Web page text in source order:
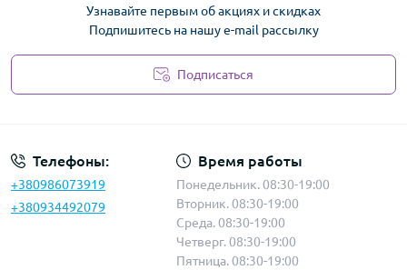
Узнавайте первым об акциях и скидках
Подпишитесь на нашу e-mail рассылку
Подписаться
Телефоны:
+380986073919
+380934492079
Время работы
Понедельник. 08:30-19:00
Вторник. 08:30-19:00
Среда. 08:30-19:00
Четверг. 08:30-19:00
Пятница. 08:30-19:00